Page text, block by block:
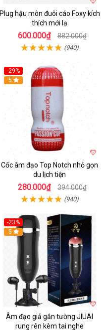
Plug hậu môn đuôi cáo Foxy kích
thích mới lạ
600.000₫ 882.000₫
(940)
-29%
5
Cốc âm đạo Top Notch nhỏ gọn
du lịch tiện
280.000₫ 394.000₫
(940)
-23%
5
Âm đạo giả gắn tường JIUAI
rung rên kèm tai nghe